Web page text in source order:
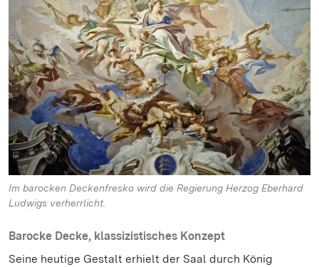
Im barocken Deckenfresko wird die Regierung Herzog Eberhard
Ludwigs verherrlicht.
Barocke Decke, klassizistisches Konzept
Seine heutige Gestalt erhielt der Saal durch König